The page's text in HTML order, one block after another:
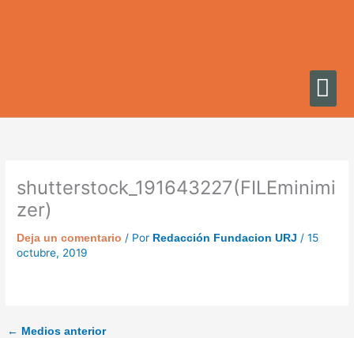
shutterstock_191643227(FILEminimi
zer)
Deja un comentario / Por Redacción Fundacion URJ /15
octubre, 2019
← Medios anterior